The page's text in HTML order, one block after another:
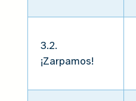
3.2.
¡Zarpamos!